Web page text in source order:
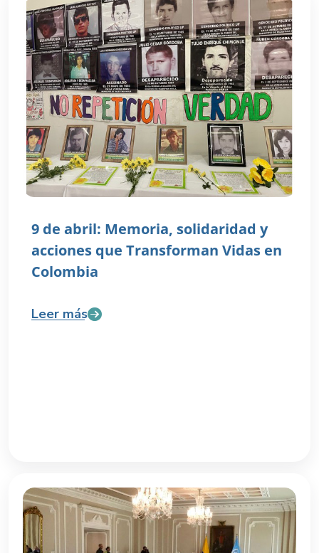
9 de abril: Memoria, solidaridad y
acciones que Transforman Vidas en
Colombia
Leer más